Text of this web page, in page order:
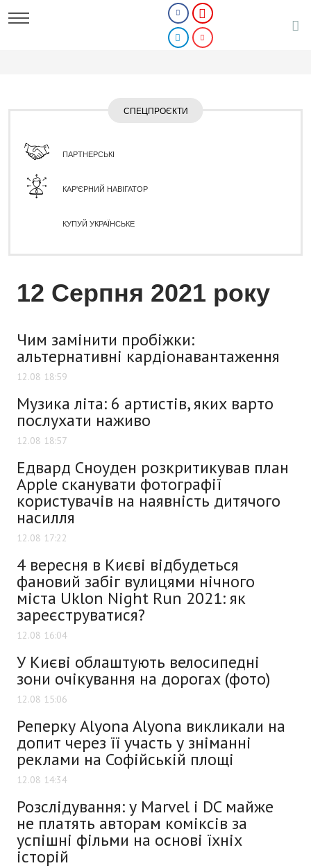
СПЕЦПРОЄКТИ
ПАРТНЕРСЬКІ
КАР'ЄРНИЙ НАВІГАТОР
КУПУЙ УКРАЇНСЬКЕ
12 Серпня 2021 року
Чим замінити пробіжки:
альтернативні кардіонавантаження
12.08 18:59
Музика літа: 6 артистів, яких варто
послухати наживо
12.08 18:57
Едвард Сноуден розкритикував план
Apple сканувати фотографії
користувачів на наявність дитячого
насилля
12.08 17:22
4 вересня в Києві відбудеться
фановий забіг вулицями нічного
міста Uklon Night Run 2021: як
зареєструватися?
12.08 16:04
У Києві облаштують велосипедні
зони очікування на дорогах (фото)
12.08 15:06
Реперку Alyona Alyona викликали на
допит через її участь у зніманні
реклами на Софійській площі
12.08 14:34
Розслідування: у Marvel і DC майже
не платять авторам коміксів за
успішні фільми на основі їхніх
історій